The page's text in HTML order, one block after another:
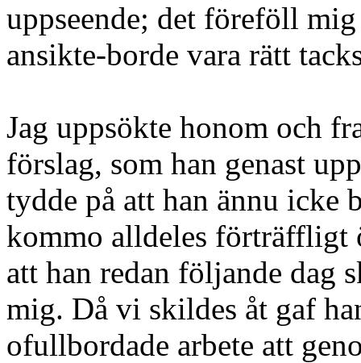
uppseende; det föreföll
ansikte-borde vara rätt
Jag uppsökte honom och
förslag, som han genast
tydde på att han ännu
kommo alldeles förträffligt
att han redan följande dag
mig. Då vi skildes åt gaf
ofullbordade arbete att